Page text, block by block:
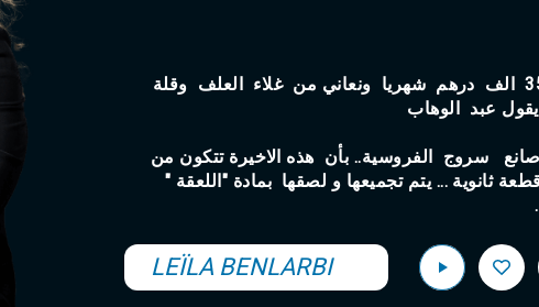
" تربية 80 راس من الابل تكلفني حوالي 35 الف درهم شهريا ونعاني من غلاء العلف وقلة
يقول عبد الوهاب
سروج الفروسية.. بأن هذه الاخيرة تتكون من
قطع اساسية تتفرع الى حوالي 34 قطعة ثانوية ... يتم تجميعها و لصقها بمادة "اللعقة "
LEÏLA BENLARBI